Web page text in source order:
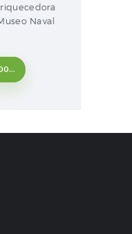
Naval